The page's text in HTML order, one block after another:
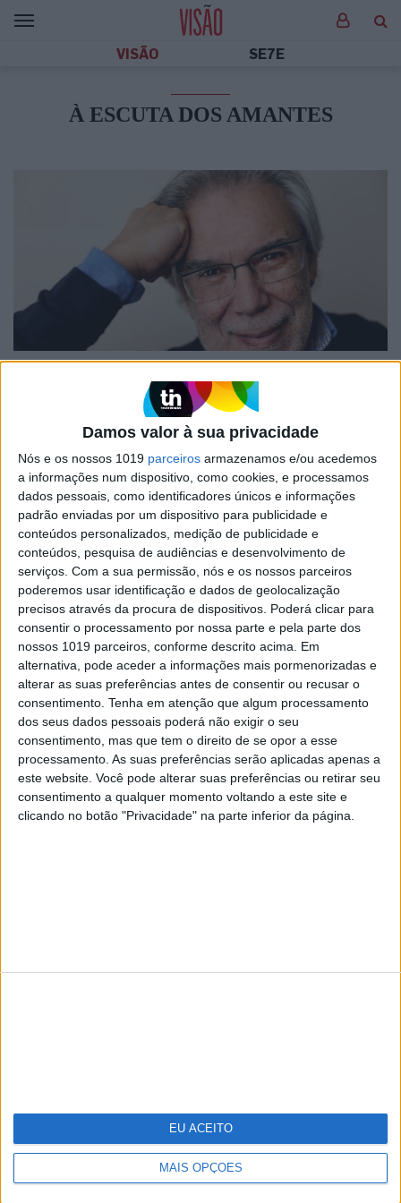
Damos valor à sua privacidade
Nós e os nossos 1019 parceiros armazenamos e/ou acedemos
a informações num dispositivo, como cookies, e processamos
dados pessoais, como identificadores únicos e informações
padrão enviadas por um dispositivo para publicidade e
conteúdos personalizados, medição de publicidade e
conteúdos, pesquisa de audiências e desenvolvimento de
serviços. Com a sua permissão, nós e os nossos parceiros
poderemos usar identificação e dados de geolocalização
precisos através da procura de dispositivos. Poderá clicar para
consentir o processamento por nossa parte e pela parte dos
nossos 1019 parceiros, conforme descrito acima. Em
alternativa, pode aceder a informações mais pormenorizadas e
alterar as suas preferências antes de consentir ou recusar o
consentimento. Tenha em atenção que algum processamento
dos seus dados pessoais poderá não exigir o seu
consentimento, mas que tem o direito de se opor a esse
processamento. As suas preferências serão aplicadas apenas a
este website. Você pode alterar suas preferências ou retirar seu
consentimento a qualquer momento voltando a este site e
clicando no botão "Privacidade" na parte inferior da página.
MAIS OPÇÕES
EU ACEITO
VISÃO SE7E
À ESCUTA DOS AMANTES
"As relações não são passeios no
parque. Desiste-se muito cedo por
se pensar que, havendo conflito, não
se está com a pessoa certa"
O psiquiatra e escritor Júlio Machado Vaz
relembra, em entrevista à VISÃO, que "não há
relações sem crises nem conflito"
SITES DO GRUPO TRUST IN NEWS
Visão Visão Se7e